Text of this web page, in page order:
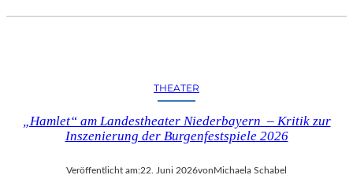
THEATER
„Hamlet“ am Landestheater Niederbayern – Kritik zur
Inszenierung der Burgenfestspiele 2026
Veröffentlicht am:22. Juni 2026vonMichaela Schabel